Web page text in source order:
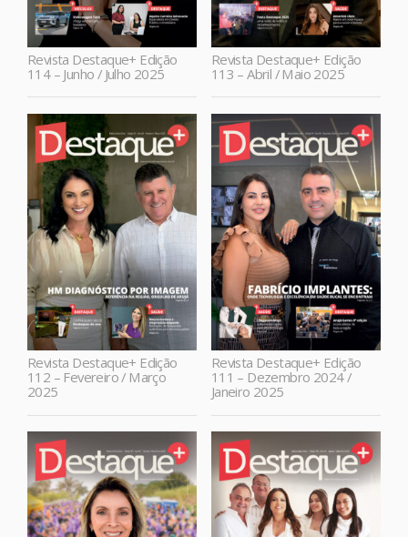
Revista Destaque+ Edição
114 – Junho / Julho 2025
Revista Destaque+ Edição
113 – Abril / Maio 2025
Revista Destaque+ Edição
112 – Fevereiro / Março
2025
Revista Destaque+ Edição
111 – Dezembro 2024 /
Janeiro 2025